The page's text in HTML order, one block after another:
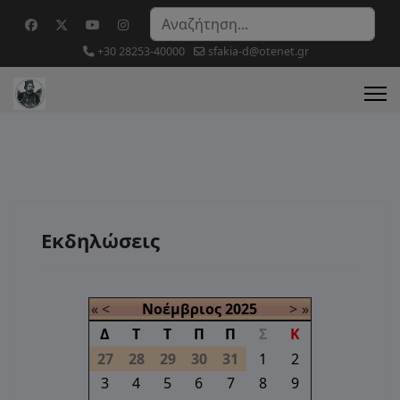
Αναζήτηση...
+30 28253-40000 sfakia-d@otenet.gr
Εκδηλώσεις
«< Νοέμβριος2025 > »
Δ
Τ Τ Π Π Σ
Κ
27
28 29 30 31 1
2
3
4 5 6 7 8
9